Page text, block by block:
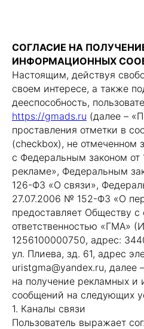
СОГЛАСИЕ НА
ИНФОРМАЦИОННЫХ
Настоящим, действуя
своем интересе, а также
дееспособность,
https://gmads.ru (далее –
проставления отметки в
(checkbox), не отмеченном
с Федеральным законом
рекламе», Федеральным
126-ФЗ «О связи»,
27.07.2006 № 152-ФЗ «О
предоставляет Обществу с
ответственностью «ГМА»
1256100000750, адрес:
ул. Плиева, зд. 61, адрес
uristgma@yandex.ru, далее
на получение рекламных
сообщений на следующих
1. Каналы связи
Пользователь выражает